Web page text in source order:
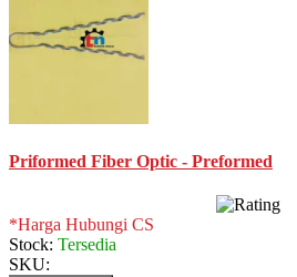
Priformed Fiber Optic - Preformed
*Harga Hubungi CS
Stock: Tersedia
SKU: